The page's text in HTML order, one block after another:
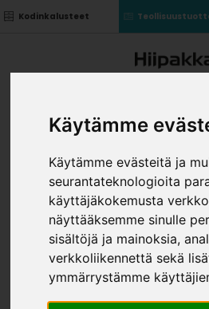
Käytämme
Käytämme evästeitä ja
seurantateknologioita
käyttäjäkokemusta
näyttääksemme sinulle
sisältöjä ja mainoksia,
verkkoliikennettä sekä
ymmärrystämme
Kodinkalusteet